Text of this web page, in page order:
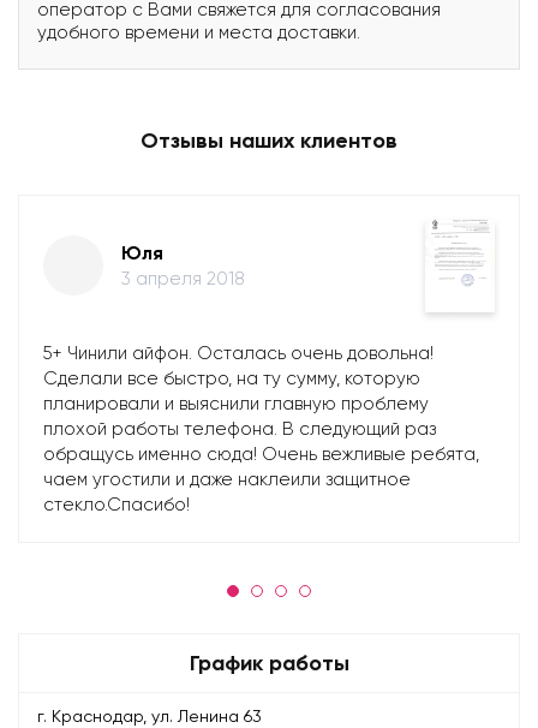
оператор с Вами свяжется для согласования
удобного времени и места доставки.
Отзывы наших клиентов
Юля
3 апреля 2018
5+ Чинили айфон. Осталась очень довольна!
Сделали все быстро, на ту сумму, которую
планировали и выяснили главную проблему
плохой работы телефона. В следующий раз
обращусь именно сюда! Очень вежливые ребята,
чаем угостили и даже наклеили защитное
стекло.Спасибо!
График работы
г. Краснодар, ул. Ленина 63